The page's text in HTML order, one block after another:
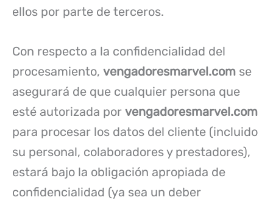
ellos por parte de terceros.
Con respecto a la confidencialidad del
procesamiento, vengadoresmarvel.com se
asegurará de que cualquier persona que
esté autorizada por vengadoresmarvel.com
para procesar los datos del cliente (incluido
su personal, colaboradores y prestadores),
estará bajo la obligación apropiada de
confidencialidad (ya sea un deber